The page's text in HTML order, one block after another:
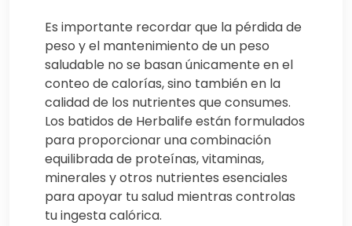
Es importante recordar que la pérdida de
peso y el mantenimiento de un peso
saludable no se basan únicamente en el
conteo de calorías, sino también en la
calidad de los nutrientes que consumes.
Los batidos de Herbalife están formulados
para proporcionar una combinación
equilibrada de proteínas, vitaminas,
minerales y otros nutrientes esenciales
para apoyar tu salud mientras controlas
tu ingesta calórica.